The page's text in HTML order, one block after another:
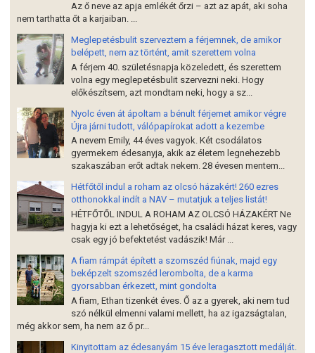
Az ő neve az apja emlékét őrzi – azt az apát, aki soha
nem tarthatta őt a karjaiban. ...
Meglepetésbulit szerveztem a férjemnek, de amikor
belépett, nem az történt, amit szerettem volna
A férjem 40. születésnapja közeledett, és szerettem
volna egy meglepetésbulit szervezni neki. Hogy
előkészítsem, azt mondtam neki, hogy a sz...
Nyolc éven át ápoltam a bénult férjemet amikor végre
Újra járni tudott, válópapírokat adott a kezembe
A nevem Emily, 44 éves vagyok. Két csodálatos
gyermekem édesanyja, akik az életem legnehezebb
szakaszában erőt adtak nekem. 28 évesen mentem...
Hétfőtől indul a roham az olcsó házakért! 260 ezres
otthonokkal indít a NAV – mutatjuk a teljes listát!
HÉTFŐTŐL INDUL A ROHAM AZ OLCSÓ HÁZAKÉRT Ne
hagyja ki ezt a lehetőséget, ha családi házat keres, vagy
csak egy jó befektetést vadászik! Már ...
A fiam rámpát épített a szomszéd fiúnak, majd egy
beképzelt szomszéd lerombolta, de a karma
gyorsabban érkezett, mint gondolta
A fiam, Ethan tizenkét éves. Ő az a gyerek, aki nem tud
szó nélkül elmenni valami mellett, ha az igazságtalan,
még akkor sem, ha nem az ő pr...
Kinyitottam az édesanyám 15 éve leragasztott medálját.